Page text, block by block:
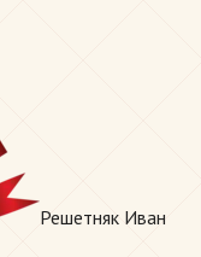
Решетняк Иван